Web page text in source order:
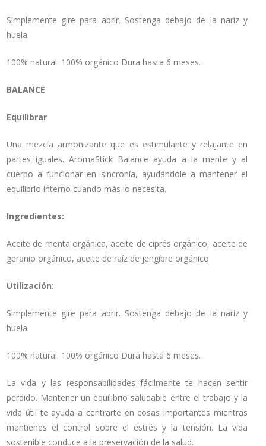
Simplemente gire para abrir. Sostenga debajo de la nariz y
huela.
100% natural. 100% orgánico Dura hasta 6 meses.
BALANCE
Equilibrar
Una mezcla armonizante que es estimulante y relajante en
partes iguales. AromaStick Balance ayuda a la mente y al
cuerpo a funcionar en sincronía, ayudándole a mantener el
equilibrio interno cuando más lo necesita.
Ingredientes:
Aceite de menta orgánica, aceite de ciprés orgánico, aceite de
geranio orgánico, aceite de raíz de jengibre orgánico
Utilización:
Simplemente gire para abrir. Sostenga debajo de la nariz y
huela.
100% natural. 100% orgánico Dura hasta 6 meses.
La vida y las responsabilidades fácilmente te hacen sentir
perdido. Mantener un equilibrio saludable entre el trabajo y la
vida útil te ayuda a centrarte en cosas importantes mientras
mantienes el control sobre el estrés y la tensión. La vida
sostenible conduce a la preservación de la salud.